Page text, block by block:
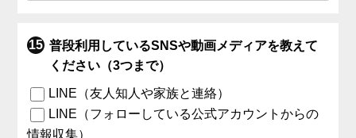
普段利用しているSNSや動画メディアを教えて
ください（3つまで）
LINE（友人知人や家族と連絡）
LINE（フォローしている公式アカウントからの
情報収集）